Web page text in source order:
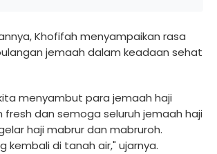
Khofifah menyampaikan rasa
jemaah dalam keadaan sehat
menyambut para jemaah haji
dan semoga seluruh jemaah haji
haji mabrur dan mabruroh.
kembali di tanah air," ujarnya.